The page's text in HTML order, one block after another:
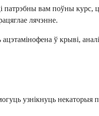
вам поўны
лячэнне.
ў крыві,
узнікнуць